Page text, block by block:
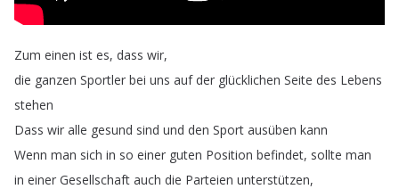
Zum einen ist es, dass wir,
die ganzen Sportler bei uns auf der glücklichen Seite des Lebens
stehen
Dass wir alle gesund sind und den Sport ausüben kann
Wenn man sich in so einer guten Position befindet, sollte man
in einer Gesellschaft auch die Parteien unterstützen,